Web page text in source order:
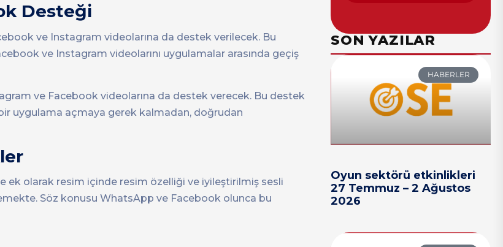
Desteği
ve Instagram videolarına da destek verilecek. Bu
ve Instagram videolarını uygulamalar arasında geçiş
ve Facebook videolarına da destek verecek. Bu destek
uygulama açmaya gerek kalmadan, doğrudan
olarak resim içinde resim özelliği ve iyileştirilmiş sesli
Söz konusu WhatsApp ve Facebook olunca bu
SON YAZILAR
HABERLER
Oyun sektörü etkinlikleri
27 Temmuz – 2 Ağustos
2026